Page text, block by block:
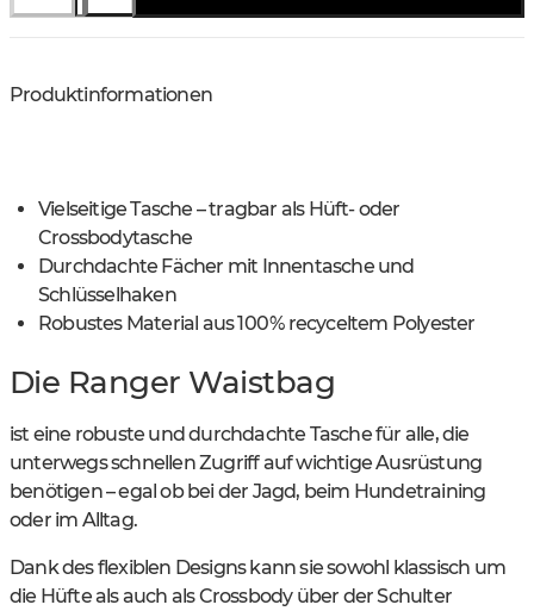
Produktinformationen
Vielseitige Tasche – tragbar als Hüft- oder
Crossbodytasche
Durchdachte Fächer mit Innentasche und
Schlüsselhaken
Robustes Material aus 100 % recyceltem Polyester
Die Ranger Waistbag
ist eine robuste und durchdachte Tasche für alle, die
unterwegs schnellen Zugriff auf wichtige Ausrüstung
benötigen – egal ob bei der Jagd, beim Hundetraining
oder im Alltag.
Dank des flexiblen Designs kann sie sowohl klassisch um
die Hüfte als auch als Crossbody über der Schulter